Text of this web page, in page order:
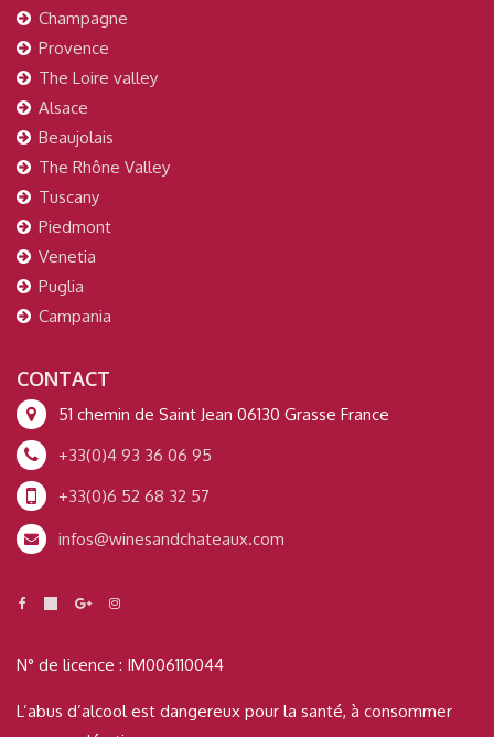
Champagne
Provence
The Loire valley
Alsace
Beaujolais
The Rhône Valley
Tuscany
Piedmont
Venetia
Puglia
Campania
CONTACT
51 chemin de Saint Jean 06130 Grasse France
+33(0)4 93 36 06 95
+33(0)6 52 68 32 57
infos@winesandchateaux.com
N° de licence : IM006110044
L’abus d’alcool est dangereux pour la santé, à consommer